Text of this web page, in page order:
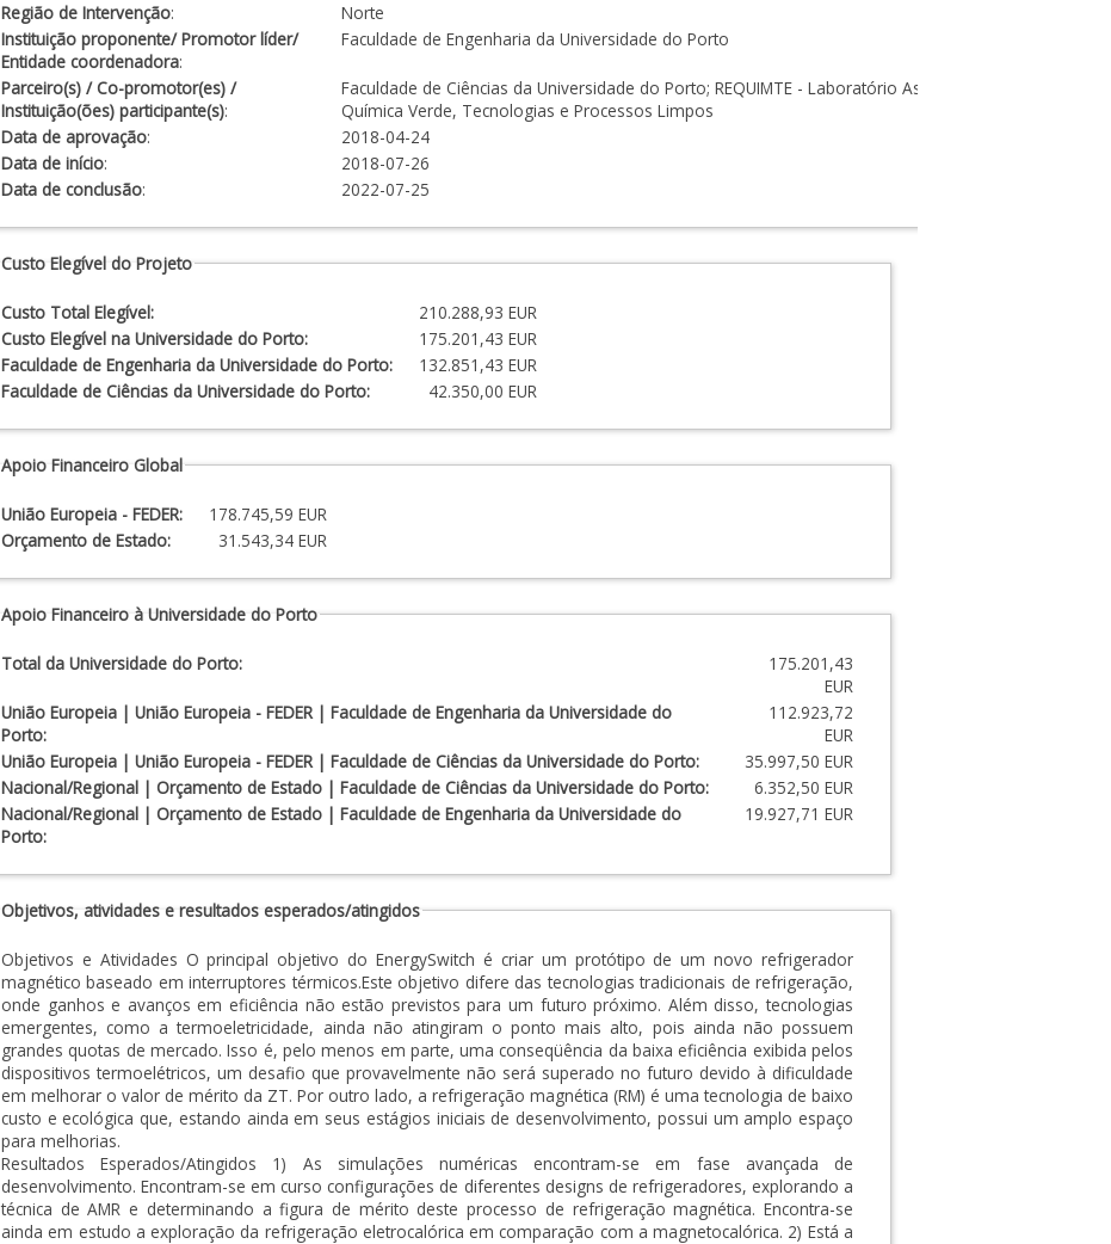
Região de Intervenção:
Norte
Instituição proponente/ Promotor líder/
Entidade coordenadora:
Faculdade de Engenharia da Universidade do Porto
Parceiro(s) / Co-promotor(es) /
Instituição(ões) participante(s):
Faculdade de Ciências da Universidade do Porto; REQUIMTE - Laboratório Associado para a
Química Verde, Tecnologias e Processos Limpos
Data de aprovação:
2018-04-24
Data de início:
2018-07-26
Data de conclusão: 2022-07-25
Custo Elegível do Projeto
Custo Total Elegível:
210.288,93 EUR
Custo Elegível na Universidade do Porto:
175.201,43 EUR
Faculdade de Engenharia da Universidade do Porto:
132.851,43 EUR
Faculdade de Ciências da Universidade do Porto:
42.350,00 EUR
Apoio Financeiro Global
União Europeia - FEDER:
178.745,59 EUR
Orçamento de Estado:
31.543,34 EUR
Apoio Financeiro à Universidade do Porto
Total da Universidade do Porto:
175.201,43
EUR
União Europeia | União Europeia - FEDER | Faculdade de Engenharia da Universidade do
Porto:
112.923,72
EUR
União Europeia | União Europeia - FEDER | Faculdade de Ciências da Universidade do Porto:
35.997,50 EUR
Nacional/Regional | Orçamento de Estado | Faculdade de Ciências da Universidade do Porto:
6.352,50 EUR
Nacional/Regional | Orçamento de Estado | Faculdade de Engenharia da Universidade do
Porto:
19.927,71 EUR
Objetivos, atividades e resultados esperados/atingidos
Objetivos e Atividades O principal objetivo do EnergySwitch é criar um protótipo de um novo refrigerador
magnético baseado em interruptores térmicos.Este objetivo difere das tecnologias tradicionais de refrigeração,
onde ganhos e avanços em eficiência não estão previstos para um futuro próximo. Além disso, tecnologias
emergentes, como a termoeletricidade, ainda não atingiram o ponto mais alto, pois ainda não possuem
grandes quotas de mercado. Isso é, pelo menos em parte, uma conseqüência da baixa eficiência exibida pelos
dispositivos termoelétricos, um desafio que provavelmente não será superado no futuro devido à dificuldade
em melhorar o valor de mérito da ZT. Por outro lado, a refrigeração magnética (RM) é uma tecnologia de baixo
custo e ecológica que, estando ainda em seus estágios iniciais de desenvolvimento, possui um amplo espaço
para melhorias.
Resultados Esperados/Atingidos 1) As simulações numéricas encontram-se em fase avançada de
desenvolvimento. Encontram-se em curso configurações de diferentes designs de refrigeradores, explorando a
técnica de AMR e determinando a figura de mérito deste processo de refrigeração magnética. Encontra-se
ainda em estudo a exploração da refrigeração eletrocalórica em comparação com a magnetocalórica. 2) Está a